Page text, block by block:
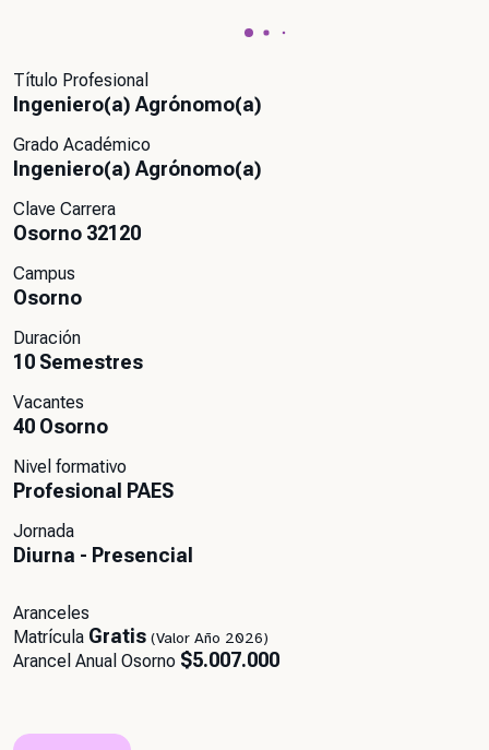
Título Profesional
Ingeniero(a) Agrónomo(a)
Grado Académico
Ingeniero(a) Agrónomo(a)
Clave Carrera
Osorno 32120
Campus
Osorno
Duración
10 Semestres
Vacantes
40 Osorno
Nivel formativo
Profesional PAES
Jornada
Diurna - Presencial
Aranceles
Matrícula Gratis (Valor Año 2026)
Arancel Anual Osorno $5.007.000